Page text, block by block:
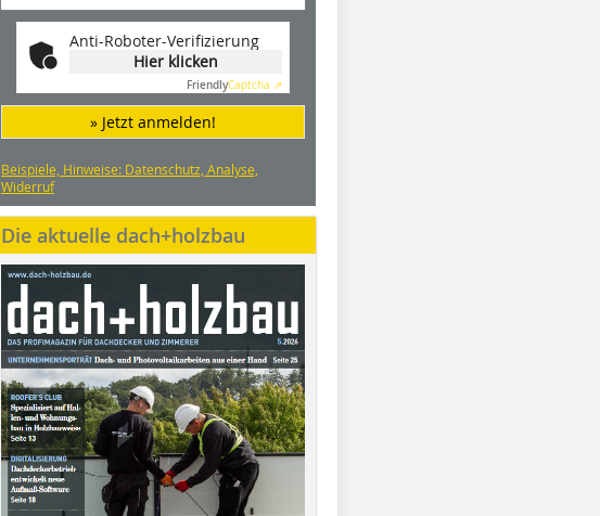
Anti-Roboter-Verifizierung
Hier klicken
FriendlyCaptcha ⇗
» Jetzt anmelden!
Beispiele, Hinweise: Datenschutz, Analyse,
Widerruf
Die aktuelle dach+holzbau